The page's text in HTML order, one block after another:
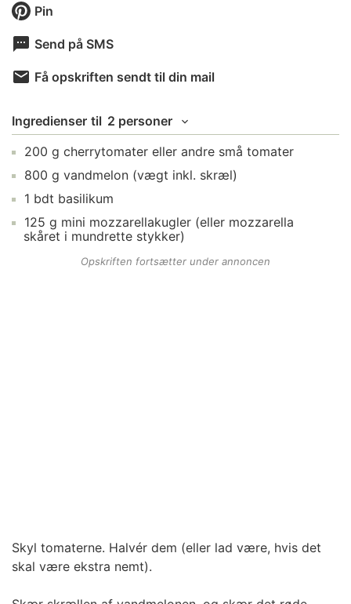
Pin
Send på SMS
Få opskriften sendt til din mail
Ingredienser til 2 personer
200 g cherrytomater eller andre små tomater
800 g vandmelon (vægt inkl. skræl)
1 bdt basilikum
125 g mini mozzarellakugler (eller mozzarella
skåret i mundrette stykker)
Opskriften fortsætter under annoncen
Skyl tomaterne. Halvér dem (eller lad være, hvis det
skal være ekstra nemt).